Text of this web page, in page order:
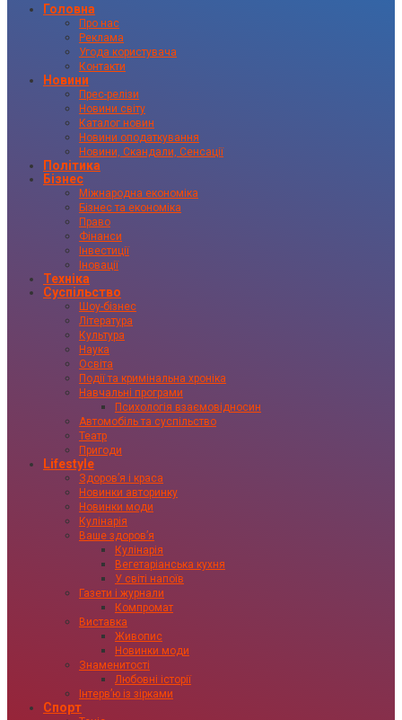
Головна
Про нас
Реклама
Угода користувача
Контакти
Новини
Прес-релізи
Новини світу
Каталог новин
Новини оподаткування
Новини, Скандали, Сенсації
Політика
Бізнес
Міжнародна економіка
Бізнес та економіка
Право
Фінанси
Інвестиції
Іновації
Техніка
Суспільство
Шоу-бізнес
Література
Культура
Наука
Освіта
Події та кримінальна хроніка
Навчальні програми
Психологія взаємовідносин
Автомобіль та суспільство
Театр
Пригоди
Lifestyle
Здоровʼя і краса
Новинки авторинку
Новинки моди
Кулінарія
Ваше здоровʼя
Кулінарія
Вегетаріанська кухня
У світі напоїв
Газети і журнали
Компромат
Виставка
Живопис
Новинки моди
Знаменитості
Любовні історії
Інтервʼю із зірками
Спорт